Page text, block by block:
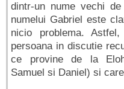
dintr-un nume vechi
numelui Gabriel este
nicio problema.
persoana in discutie
ce provine de la
Samuel si Daniel) si